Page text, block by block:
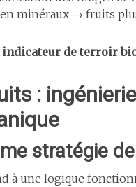
minéraux → fruits
indicateur de terroir
:
stratégie
à une logique